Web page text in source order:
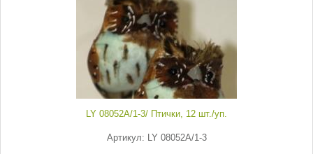
LY 08052А/1-3/ Птички, 12 шт./уп.
Артикул: LY 08052А/1-3